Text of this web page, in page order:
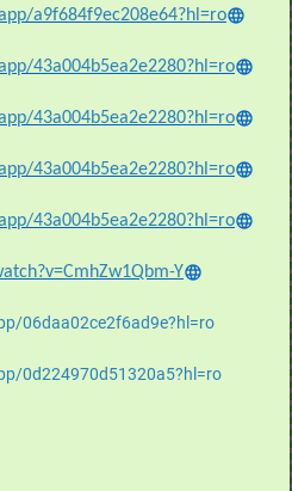
a9f684f9ec208e64?hl=ro
43a004b5ea2e2280?hl=ro
43a004b5ea2e2280?hl=ro
43a004b5ea2e2280?hl=ro
43a004b5ea2e2280?hl=ro
Y
06daa02ce2f6ad9e?hl=ro
0d224970d51320a5?hl=ro